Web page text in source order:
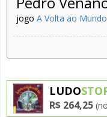
jogo A Volta ao
LUDO
R$ 264,25